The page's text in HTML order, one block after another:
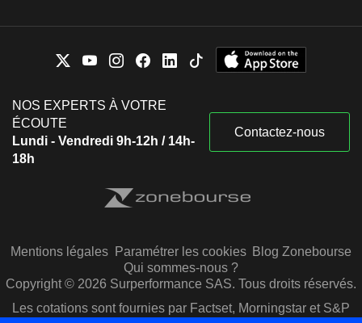
NOS EXPERTS À VOTRE
ÉCOUTE
Lundi - Vendredi 9h-12h / 14h-
18h
Contactez-nous
Mentions légales Paramétrer les cookies Blog Zonebourse
Qui sommes-nous ?
Copyright © 2026 Surperformance SAS. Tous droits réservés.
Les cotations sont fournies par Factset, Morningstar et S&P